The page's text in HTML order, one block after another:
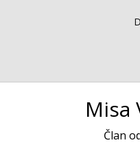
Misa
Član